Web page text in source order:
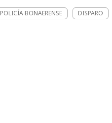
POLICÍA BONAERENSE DISPARO